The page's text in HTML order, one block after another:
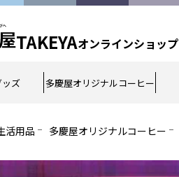
TAKEYAオンラインショップ
ズ 多慶屋オリジナルコーヒー
活用品 多慶屋オリジナルコーヒー